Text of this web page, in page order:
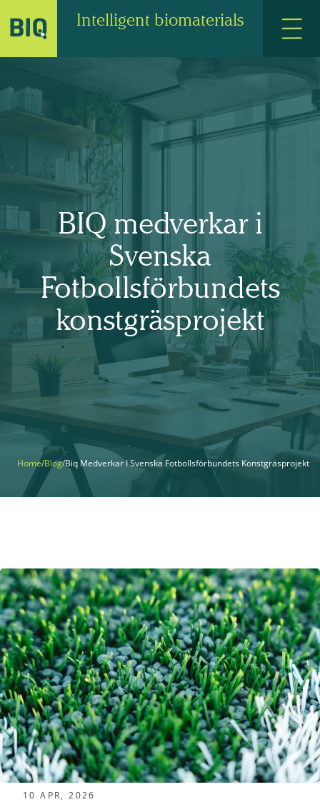
Intelligent biomaterials
Home/Blog/Biq Medverkar I Svenska Fotbollsförbundets Konstgräsprojekt
BIQ medverkar i
Svenska
Fotbollsförbundets
konstgräsprojekt
10 APR, 2026